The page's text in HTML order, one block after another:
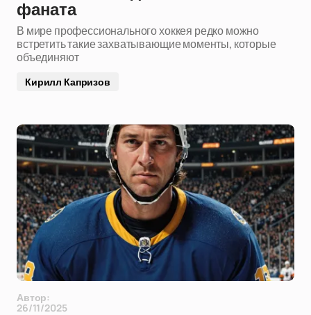
фаната
В мире профессионального хоккея редко можно
встретить такие захватывающие моменты, которые
объединяют
Кирилл Капризов
Автор:
26/11/2025